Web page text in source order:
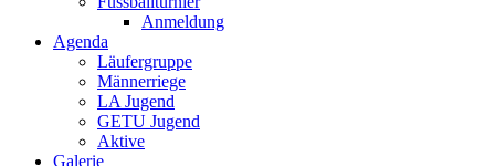
Anmeldung
Agenda
Läufergruppe
Männerriege
LA Jugend
GETU Jugend
Aktive
Galerie